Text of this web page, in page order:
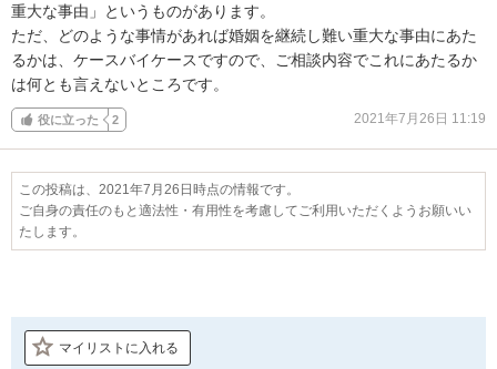
重大な事由」というものがあります。
ただ、どのような事情があれば婚姻を継続し難い重大な事由にあた
るかは、ケースバイケースですので、ご相談内容でこれにあたるか
は何とも言えないところです。
役に立った 2 2021年7月26日 11:19
この投稿は、2021年7月26日時点の情報です。
ご自身の責任のもと適法性・有用性を考慮してご利用いただくようお願いい
たします。
マイリストに入れる